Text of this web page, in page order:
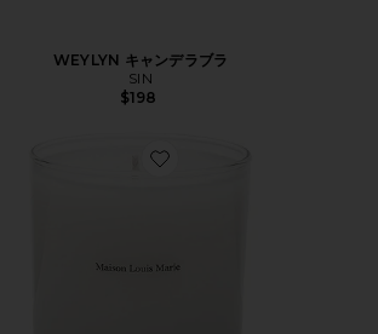
WEYLYN キャンデラブラ
SIN
$198
Favorite NO.04 BOIS DE